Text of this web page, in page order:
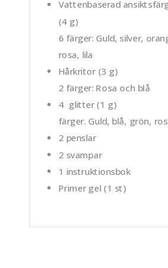
Vattenbaserad
(4 g)
6 färger: Guld, silver,
rosa, lila
Hårkritor (3 g)
2 färger: Rosa och blå
4 glitter (1 g)
färger. Guld, blå, grön,
2 penslar
2 svampar
1 instruktionsbok
Primer gel (1 st)